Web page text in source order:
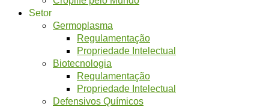
Setor
Germoplasma
Regulamentação
Propriedade Intelectual
Biotecnologia
Regulamentação
Propriedade Intelectual
Defensivos Químicos